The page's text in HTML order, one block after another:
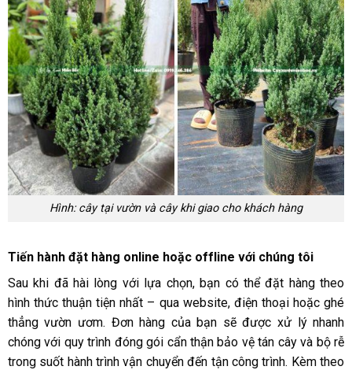
Hình: cây tại vườn và cây khi giao cho khách hàng
Tiến hành đặt hàng online hoặc offline với chúng tôi
Sau khi đã hài lòng với lựa chọn, bạn có thể đặt hàng theo
hình thức thuận tiện nhất – qua website, điện thoại hoặc ghé
thẳng vườn ươm. Đơn hàng của bạn sẽ được xử lý nhanh
chóng với quy trình đóng gói cẩn thận bảo vệ tán cây và bộ rễ
trong suốt hành trình vận chuyển đến tận công trình. Kèm theo